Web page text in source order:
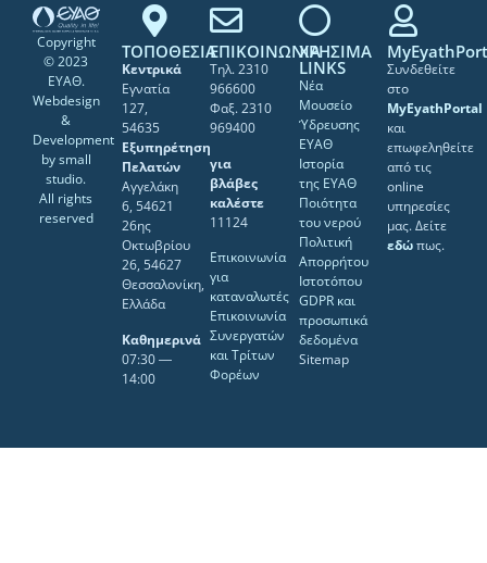
Copyright
© 2023
ΕΥΑΘ.
Webdesign
&
Development
bysmall
studio.
All rights
reserved
ΤΟΠΟΘΕΣΙΑ
Κεντρικά
Εγνατία
127,
54635
Εξυπηρέτηση
Πελατών
Αγγελάκη
6, 54621
26ης
Οκτωβρίου
26, 54627
Θεσσαλονίκη,
Ελλάδα
Καθημερινά
07:30 ―
14:00
ΕΠΙΚΟΙΝΩΝΙΑ
Τηλ. 2310
966600
Φαξ. 2310
969400
για
βλάβες
καλέστε
11124
Επικοινωνία
για
καταναλωτές
Επικοινωνία
Συνεργατών
και Τρίτων
Φορέων
ΧΡΗΣΙΜΑ
LINKS
Νέα
Μουσείο
Ύδρευσης
ΕΥΑΘ
Ιστορία
της ΕΥΑΘ
Ποιότητα
του νερού
Πολιτική
Απορρήτου
Ιστοτόπου
GDPR και
προσωπικά
δεδομένα
Sitemap
Συνδεθείτε
στο
MyEyathPortal
και
επωφεληθείτε
από τις
online
υπηρεσίες
μας. Δείτε
εδώπως.